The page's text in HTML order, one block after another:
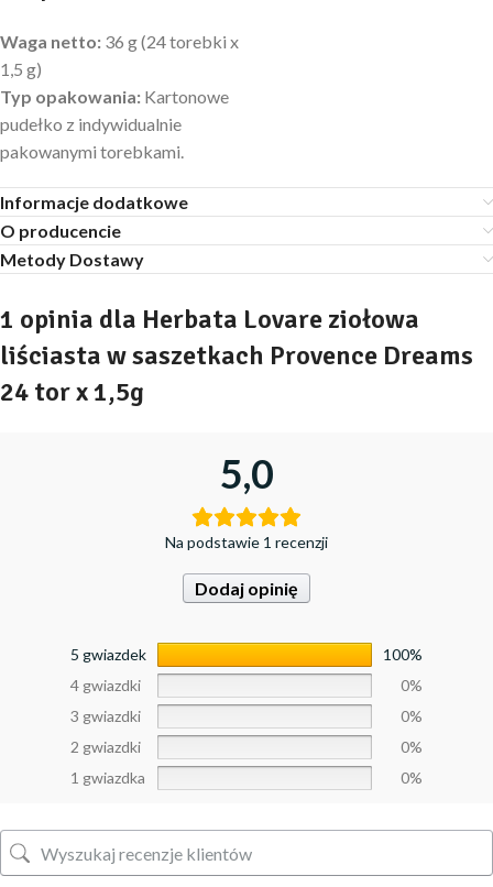
Waga netto: 36 g (24 torebki x
1,5 g)
Typ opakowania: Kartonowe
pudełko z indywidualnie
pakowanymi torebkami.
Informacje dodatkowe
O producencie
Metody Dostawy
1 opinia dla Herbata Lovare ziołowa
liściasta w saszetkach Provence Dreams
24 tor x 1,5g
5,0
Na podstawie 1 recenzji
Dodaj opinię
5 gwiazdek
100%
4 gwiazdki
0%
3 gwiazdki
0%
2 gwiazdki
0%
1 gwiazdka
0%